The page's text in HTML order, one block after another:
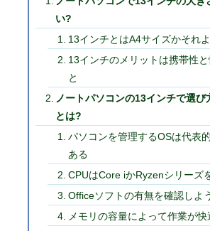
い?
13インチとはA4サイズかそれ
13インチのメリットは携帯性と
と
ノートパソコンの13インチで選び
とは?
パソコンを管理するOSは代表
ある
CPUはCore iかRyzenシリーズ
Officeソフトの有無を確認しよ
メモリの容量によって作業が快